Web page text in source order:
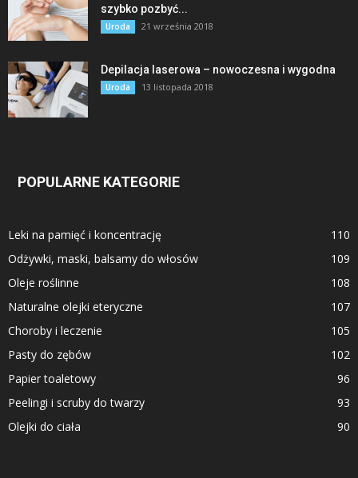
szybko pozbyć...
Uroda 21 września 2018
Depilacja laserowa – nowoczesna i wygodna
Uroda 13 listopada 2018
POPULARNE KATEGORIE
Leki na pamięć i koncentrację
110
Odżywki, maski, balsamy do włosów
109
Oleje roślinne
108
Naturalne olejki eteryczne
107
Choroby i leczenie
105
Pasty do zębów
102
Papier toaletowy
96
Peelingi i scruby do twarzy
93
Olejki do ciała
90